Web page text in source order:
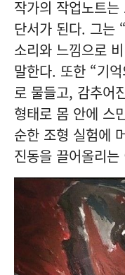
작가의 작업노트
단서가 된다. 그는
소리와 느낌으로
말한다. 또한 “기
로 물들고, 감추어
형태로 몸 안에 스
순한 조형 실험에
진동을 끌어올리